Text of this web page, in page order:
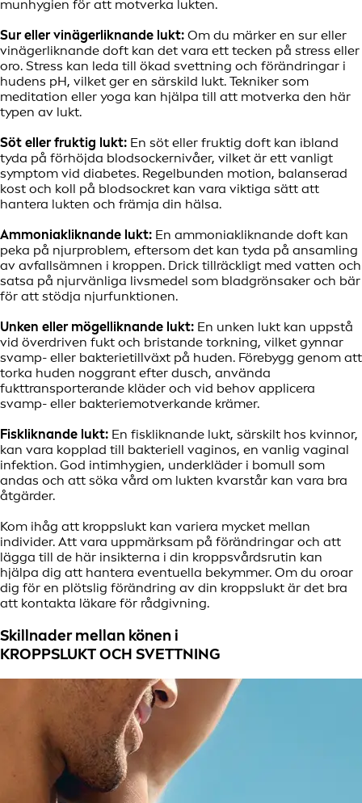
munhygien för att motverka lukten.
Sur eller vinägerliknande lukt: Om du märker en sur eller
vinägerliknande doft kan det vara ett tecken på stress eller
oro. Stress kan leda till ökad svettning och förändringar i
hudens pH, vilket ger en särskild lukt. Tekniker som
meditation eller yoga kan hjälpa till att motverka den här
typen av lukt.
Söt eller fruktig lukt: En söt eller fruktig doft kan ibland
tyda på förhöjda blodsockernivåer, vilket är ett vanligt
symptom vid diabetes. Regelbunden motion, balanserad
kost och koll på blodsockret kan vara viktiga sätt att
hantera lukten och främja din hälsa.
Ammoniakliknande lukt: En ammoniakliknande doft kan
peka på njurproblem, eftersom det kan tyda på ansamling
av avfallsämnen i kroppen. Drick tillräckligt med vatten och
satsa på njurvänliga livsmedel som bladgrönsaker och bär
för att stödja njurfunktionen.
Unken eller mögelliknande lukt: En unken lukt kan uppstå
vid överdriven fukt och bristande torkning, vilket gynnar
svamp- eller bakterietillväxt på huden. Förebygg genom att
torka huden noggrant efter dusch, använda
fukttransporterande kläder och vid behov applicera
svamp- eller bakteriemotverkande krämer.
Fiskliknande lukt: En fiskliknande lukt, särskilt hos kvinnor,
kan vara kopplad till bakteriell vaginos, en vanlig vaginal
infektion. God intimhygien, underkläder i bomull som
andas och att söka vård om lukten kvarstår kan vara bra
åtgärder.
Kom ihåg att kroppslukt kan variera mycket mellan
individer. Att vara uppmärksam på förändringar och att
lägga till de här insikterna i din kroppsvårdsrutin kan
hjälpa dig att hantera eventuella bekymmer. Om du oroar
dig för en plötslig förändring av din kroppslukt är det bra
att kontakta läkare för rådgivning.
Skillnader mellan könen i
KROPPSLUKT OCH SVETTNING